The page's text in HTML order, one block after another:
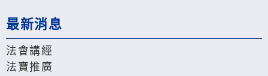
最新消息
法會講經
法寶推廣